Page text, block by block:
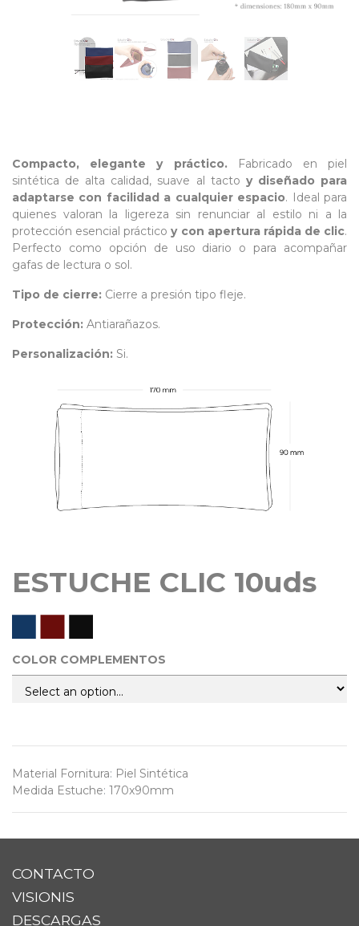
Compacto, elegante y práctico.
Fabricado en piel
sintética de alta calidad, suave al tacto y diseñado para
adaptarse con facilidad a cualquier espacio. Ideal para
quienes valoran la ligereza sin renunciar al estilo ni a la
protección esencial prácticoy con apertura rápida de clic.
Perfecto como opción de uso diario o para acompañar
gafas de lectura o sol.
Tipo de cierre: Cierre a presión tipo fleje.
Protección: Antiarañazos.
Personalización: Si.
ESTUCHE CLIC 10uds
COLOR COMPLEMENTOS
Material Fornitura: Piel Sintética
Medida Estuche: 170x90mm
CONTACTO
VISIONIS
DESCARGAS